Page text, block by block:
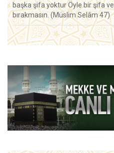
başka şifa yoktur Öyle bir şifa
bırakmasın. (Müslim Selâm 47)